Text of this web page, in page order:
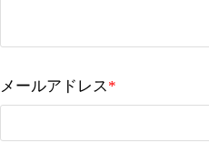
メールアドレス*